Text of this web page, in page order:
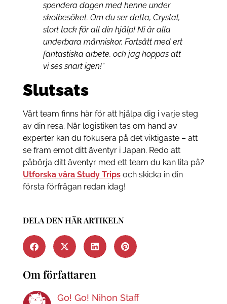
spendera dagen med henne under
skolbesöket. Om du ser detta, Crystal,
stort tack för all din hjälp! Ni är alla
underbara människor. Fortsätt med ert
fantastiska arbete, och jag hoppas att
vi ses snart igen!”
Slutsats
Vårt team finns här för att hjälpa dig i varje steg
av din resa. När logistiken tas om hand av
experter kan du fokusera på det viktigaste – att
se fram emot ditt äventyr i Japan. Redo att
påbörja ditt äventyr med ett team du kan lita på?
Utforska våra Study Tripsoch skicka in din
första förfrågan redan idag!
DELA DEN HÄR ARTIKELN
Om författaren
Go! Go! Nihon Staff